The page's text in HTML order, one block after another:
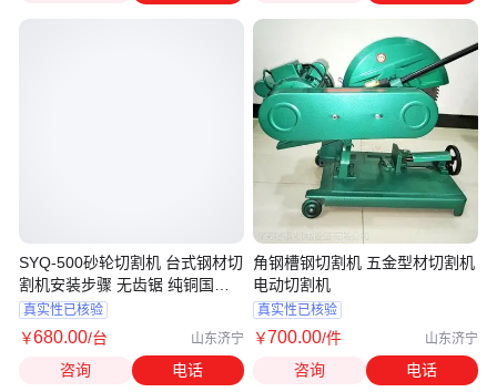
SYQ-500砂轮切割机 台式钢材切
割机安装步骤 无齿锯 纯铜国标
电机
真实性已核验
￥680.00/台 山东济宁
咨询 电话
角钢槽钢切割机 五金型材切割机
电动切割机
真实性已核验
￥700.00/件 山东济宁
咨询 电话